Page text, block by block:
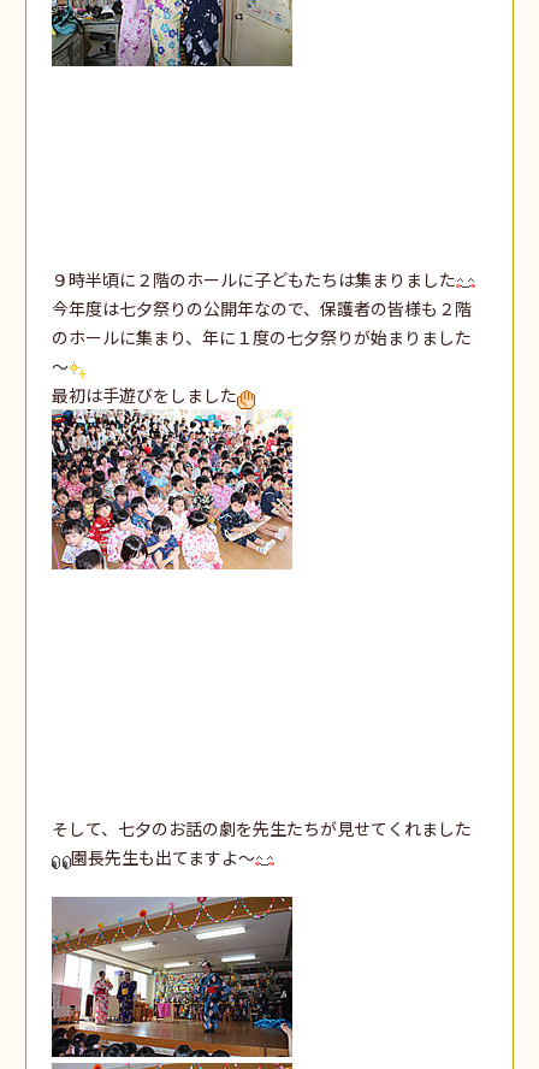
９時半頃に２階のホールに子どもたちは集まりました
今年度は七夕祭りの公開年なので、保護者の皆様も２階
のホールに集まり、年に１度の七夕祭りが始まりました
～
最初は手遊びをしました
そして、七夕のお話の劇を先生たちが見せてくれました
園長先生も出てますよ～